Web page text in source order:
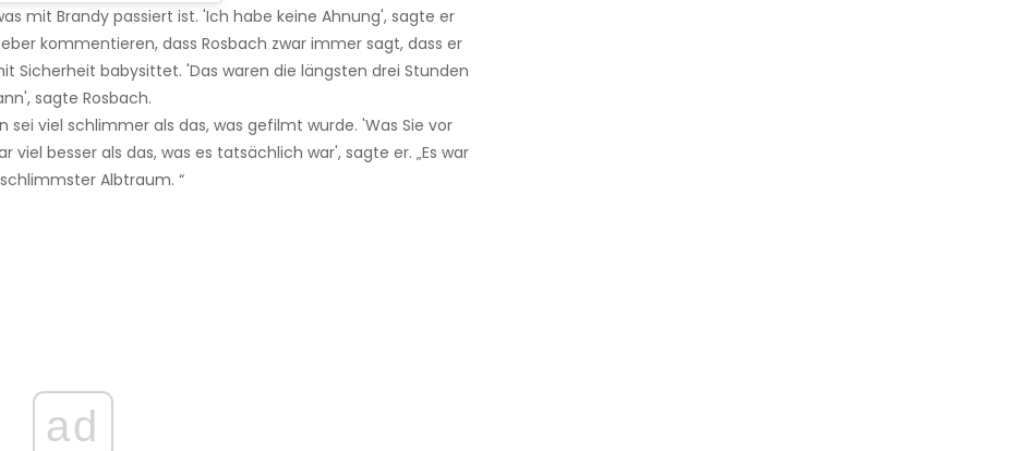
mit Brandy passiert ist. 'Ich habe keine Ahnung', sagte er
kommentieren, dass Rosbach zwar immer sagt, dass er
Sicherheit babysittet. 'Das waren die längsten drei Stunden
sagte Rosbach.
sei viel schlimmer als das, was gefilmt wurde. 'Was Sie vor
viel besser als das, was es tatsächlich war', sagte er. „Es war
Albtraum. “
ad